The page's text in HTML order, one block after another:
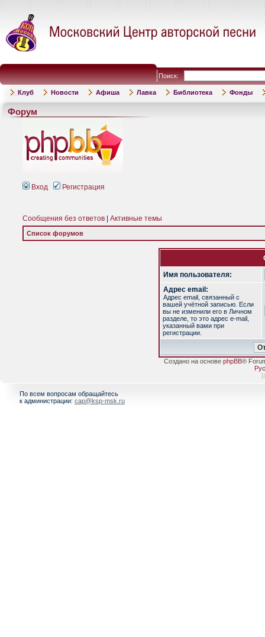
Поиск:
Клуб Новости Афиша Лавка Библиотека Фонды
Форум
Вход Регистрация
Сообщения без ответов Активные темы
Список форумов
Имя пользователя:
Адрес email:
Адрес email, связанный с
вашей учётной записью. Если
вы не изменили его в Личном
разделе, то это адрес e-mail,
указанный вами при
регистрации.
Создано на основе phpBB®
[
По всем вопросам обращайтесь
к администрации: cap@ksp-msk.ru